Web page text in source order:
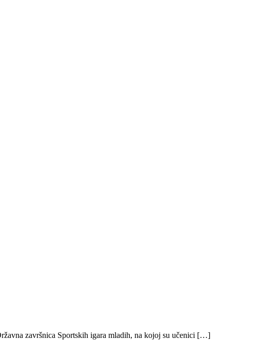
završnica Sportskih igara mladih, na kojoj su učenici […]